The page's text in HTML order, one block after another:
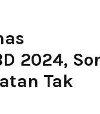
2024,
Tak